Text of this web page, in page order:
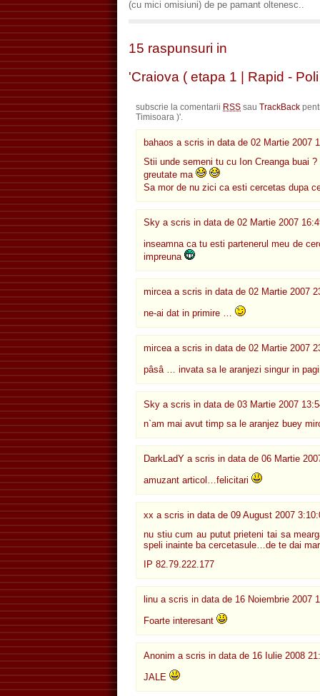
(cu mici omisiuni) de pe pamant oltenesc..
15 raspunsuri in
'Craiova ( etapa 1 | Rapid -
subscrie la comentarii RSS sau TrackBack
Timisoara )'.
bahaos a scris in data de 02 Martie 2007
Stii unde semeni tu cu Ion Creanga buai
greutate ma
Sa mor de nu zici ca esti cercetas dupa
Sky a scris in data de 02 Martie 2007
inseamna ca tu esti partenerul meu de
impreuna
mircea a scris in data de 02 Martie 2007
ne-ai dat in primire …
mircea a scris in data de 02 Martie 2007
pâsâ … invata sa le aranjezi singur in
Sky a scris in data de 03 Martie 2007
n`am mai avut timp sa le aranjez buey
DarkLadY a scris in data de 06 Martie
amuzant articol…felicitari
xx a scris in data de 09 August 2007
nu stiu cum au putut prieteni tai sa
speli inainte ba cercetasule…de te dai
IP 82.79.222.177
linu a scris in data de 16 Noiembrie 2007
Foarte interesant
Anonim a scris in data de 16 Iulie 2008
JALE